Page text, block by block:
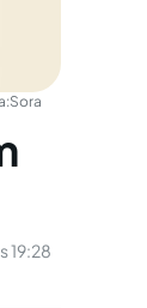
Sora
19:28